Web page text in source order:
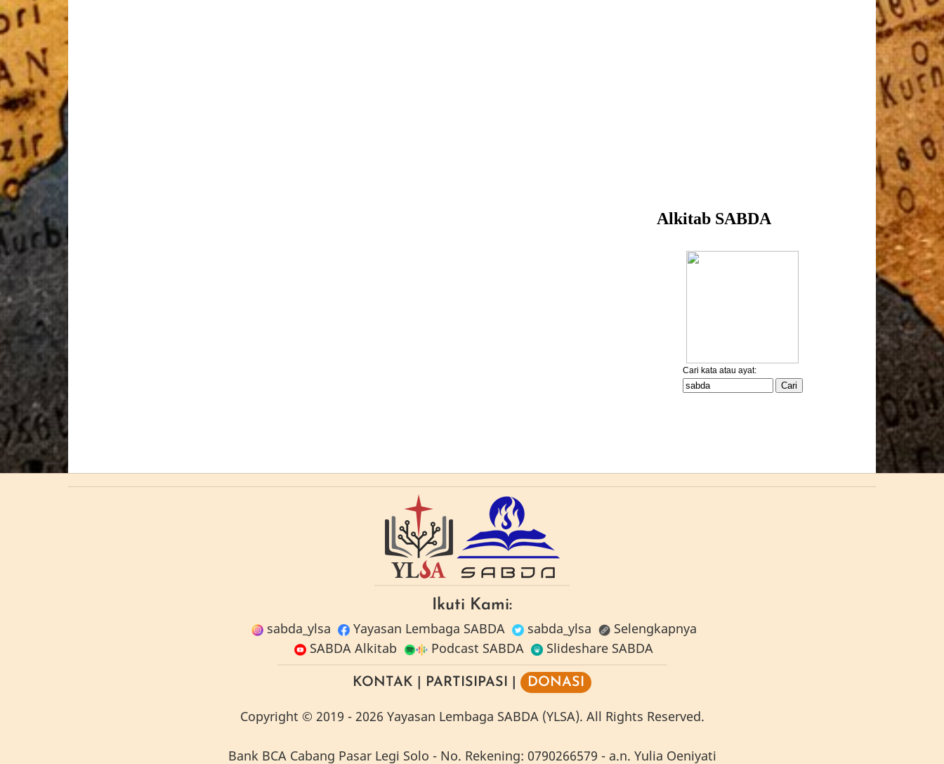
Ikuti Kami:
sabda_ylsa
Yayasan Lembaga SABDA sabda_ylsa
Selengkapnya
SABDA Alkitab
Podcast SABDA Slideshare SABDA
KONTAK PARTISIPASI DONASI
Copyright © 2019 - 2026 Yayasan Lembaga SABDA (YLSA). All Rights Reserved.
Bank BCA Cabang Pasar Legi Solo - No. Rekening: 0790266579 - a.n. Yulia Oeniyati